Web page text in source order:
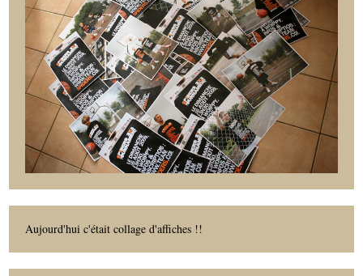
Aujourd'hui c'était collage d'affiches !!